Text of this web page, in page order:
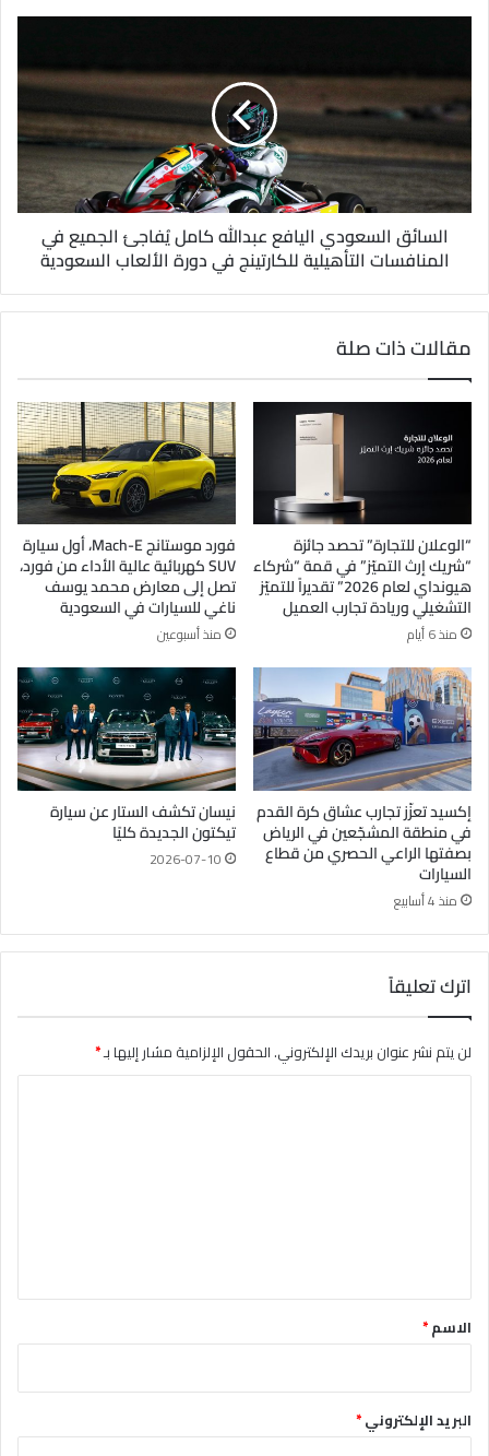
السائق السعودي اليافع عبدالله كامل يُفاجئ الجميع في
المنافسات التأهيلية للكارتينج في دورة الألعاب السعودية
مقالات ذات صلة
“الوعلان للتجارة” تحصد جائزة
“شريك إرث التميّز” في قمة “شركاء
هيونداي لعام 2026” تقديراً للتميّز
التشغيلي وريادة تجارب العميل
منذ 6 أيام
فورد موستانج Mach-E، أول سيارة
SUV كهربائية عالية الأداء من فورد،
تصل إلى معارض محمد يوسف
ناغي للسيارات في السعودية
منذ أسبوعين
إكسيد تعزّز تجارب عشاق كرة القدم
في منطقة المشجّعين في الرياض
بصفتها الراعي الحصري من قطاع
السيارات
منذ 4 أسابيع
نيسان تكشف الستار عن سيارة
تيكتون الجديدة كليًا
2026-07-10
اترك تعليقاً
لن يتم نشر عنوان بريدك الإلكتروني.الحقول الإلزامية مشار إليها بـ*
*الاسم*
البريد الإلكتروني*